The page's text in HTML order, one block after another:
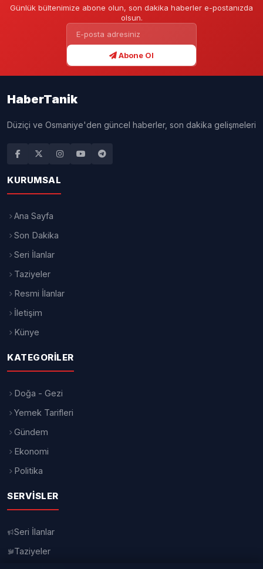
YAYINLANMA 2 DKOKUMA SÜRESİ
Türkiye Futbol Federasyonu, derbi
Fenerbahçeli kaleci
MoraesPFDK’ye tedbirli olarak sevk
edildi.
süreci başlatıldı.
Ederson için iki ayrı sevk maddesi
TFF açıklamasına göre Ederson,
“hakaret” ve “sportmenliğe aykırı
Futbol Disiplin Kurulu
Sevkin tedbirli olması nedeniyle
oyuncunun durumu kurul kararına
disiplin işlemi
Derbi sonrası sadece oyuncular değil,